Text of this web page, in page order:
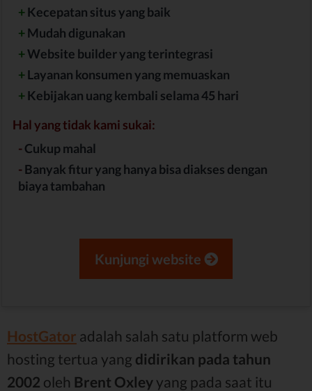
+Kecepatan situs yang baik
+Mudah digunakan
+Website builder yang terintegrasi
+Layanan konsumen yang memuaskan
+Kebijakan uang kembali selama 45 hari
Hal yang tidak kami sukai:
-Cukup mahal
-Banyak fitur yang hanya bisa diakses dengan
biaya tambahan
Kunjungi website
HostGator adalah salah satu platform web
hosting tertua yang didirikan pada tahun
2002 oleh Brent Oxley yang pada saat itu